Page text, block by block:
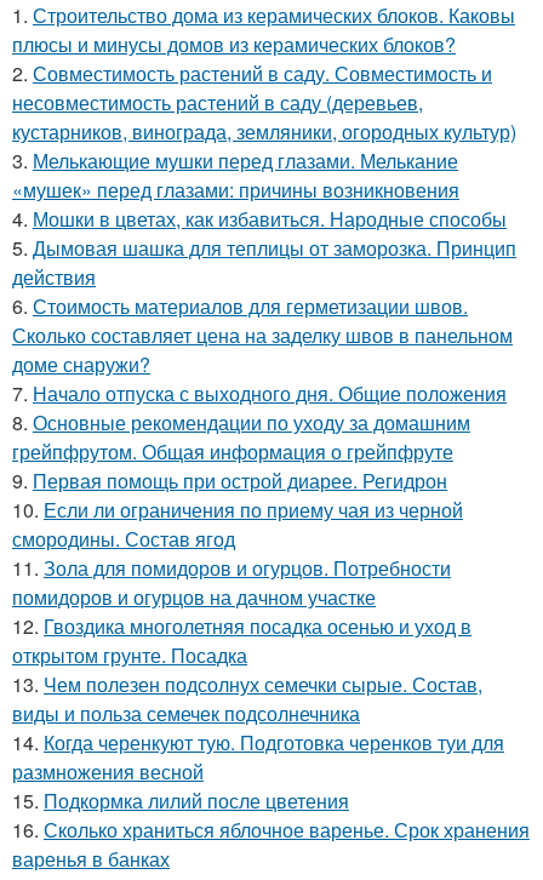
1. Строительство дома из керамических блоков. Каковы
плюсы и минусы домов из керамических блоков?
2. Совместимость растений в саду. Совместимость и
несовместимость растений в саду (деревьев,
кустарников, винограда, земляники, огородных культур)
3. Мелькающие мушки перед глазами. Мелькание
«мушек» перед глазами: причины возникновения
4. Мошки в цветах, как избавиться. Народные способы
5. Дымовая шашка для теплицы от заморозка. Принцип
действия
6. Стоимость материалов для герметизации швов.
Сколько составляет цена на заделку швов в панельном
доме снаружи?
7. Начало отпуска с выходного дня. Общие положения
8. Основные рекомендации по уходу за домашним
грейпфрутом. Общая информация о грейпфруте
9. Первая помощь при острой диарее. Регидрон
10. Если ли ограничения по приему чая из черной
смородины. Состав ягод
11. Зола для помидоров и огурцов. Потребности
помидоров и огурцов на дачном участке
12. Гвоздика многолетняя посадка осенью и уход в
открытом грунте. Посадка
13. Чем полезен подсолнух семечки сырые. Состав,
виды и польза семечек подсолнечника
14. Когда черенкуют тую. Подготовка черенков туи для
размножения весной
15. Подкормка лилий после цветения
16. Сколько храниться яблочное варенье. Срок хранения
варенья в банках